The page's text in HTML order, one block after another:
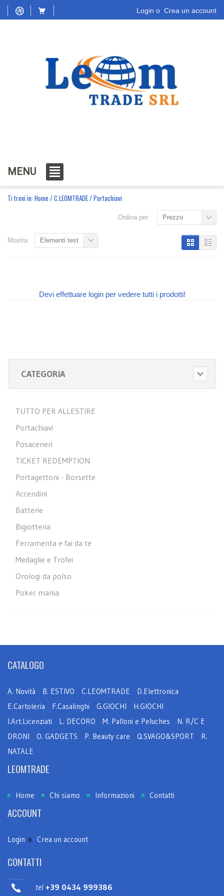
Login o Crea un account
MENU
Ti trovi in: Home /C.LEOMTRADE/Portachiavi
Ordina per: Prezzo
Mostra Elementi test
Devi effettuare login per vedere tutti i prodotti!
CATEGORIA
TUTTO PER ALLESTIRE
Portachiavi
Posaceneri
TICKET REDEMPTION
Portagettoni - Borsette
Accendini
Batterie
Bigiotteria
Ferramenta e fai da te
Medaglie e Trofei
Orologi da polso
Poker mania
CATALOGO
A. Novità B. ESTIVO C.LEOMTRADE
D.Elettronica
E.Cartoleria
F.Casalinghi G.GIOCHI
H.GIOCHI
I.Art.Licenziati
L. DECORO M. Palloni e Peluches
N. R/C E
DRONI
O. GADGETS P. Beauty care Q.SVAGO&SPORT
R.
NATALE
LEOMTRADE
Home Chi siamo Informazioni Contatti
ACCOUNT
Login o Crea un account
CONTATTI
tel +39 0434 999386